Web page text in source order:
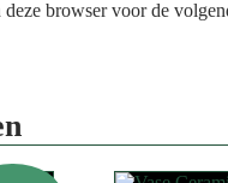
browser voor de